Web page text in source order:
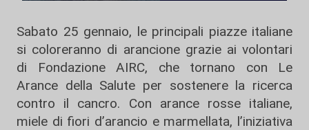
Sabato 25 gennaio, le principali piazze italiane
si coloreranno di arancione grazie ai volontari
di Fondazione AIRC, che tornano con Le
Arance della Salute per sostenere la ricerca
contro il cancro. Con arance rosse italiane,
miele di fiori d’arancio e marmellata, l’iniziativa